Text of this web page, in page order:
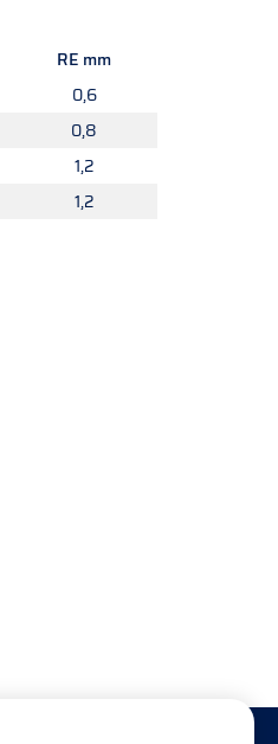
RE mm
0,6
0,8
1,2
1,2